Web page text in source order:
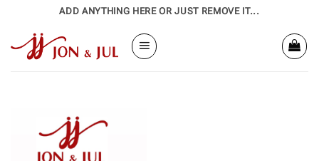
nội
ADD ANYTHING HERE OR JUST REMOVE IT...